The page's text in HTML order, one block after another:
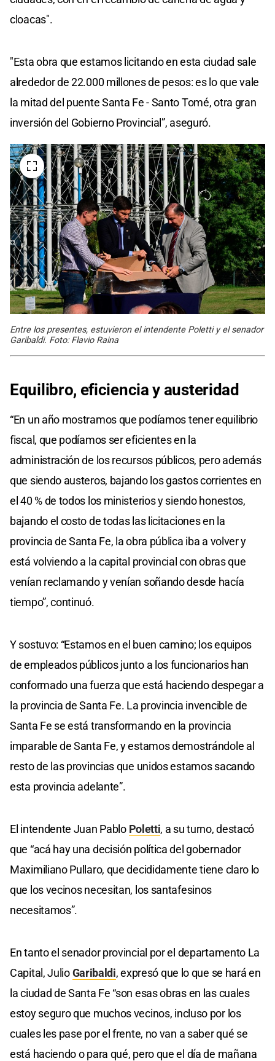
cloacas".
"Esta obra que estamos licitando en esta ciudad sale
alrededor de 22.000 millones de pesos: es lo que vale
la mitad del puente Santa Fe - Santo Tomé, otra gran
inversión del Gobierno Provincial”, aseguró.
Entre los presentes, estuvieron el intendente Poletti y el senador
Garibaldi. Foto: Flavio Raina
Equilibro, eficiencia y austeridad
“En un año mostramos que podíamos tener equilibrio
fiscal, que podíamos ser eficientes en la
administración de los recursos públicos, pero además
que siendo austeros, bajando los gastos corrientes en
el 40 % de todos los ministerios y siendo honestos,
bajando el costo de todas las licitaciones en la
provincia de Santa Fe, la obra pública iba a volver y
está volviendo a la capital provincial con obras que
venían reclamando y venían soñando desde hacía
tiempo”, continuó.
Y sostuvo: “Estamos en el buen camino; los equipos
de empleados públicos junto a los funcionarios han
conformado una fuerza que está haciendo despegar a
la provincia de Santa Fe. La provincia invencible de
Santa Fe se está transformando en la provincia
imparable de Santa Fe, y estamos demostrándole al
resto de las provincias que unidos estamos sacando
esta provincia adelante”.
El intendente Juan Pablo Poletti, a su turno, destacó
que “acá hay una decisión política del gobernador
Maximiliano Pullaro, que decididamente tiene claro lo
que los vecinos necesitan, los santafesinos
necesitamos”.
En tanto el senador provincial por el departamento La
Capital, JulioGaribaldi, expresó que lo que se hará en
la ciudad de Santa Fe “son esas obras en las cuales
estoy seguro que muchos vecinos, incluso por los
cuales les pase por el frente, no van a saber qué se
está haciendo o para qué, pero que el día de mañana